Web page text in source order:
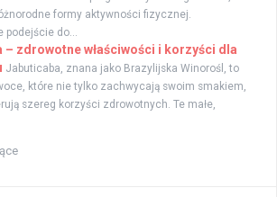
formy aktywności fizycznej.
podejście do...
– zdrowotne właściwości i korzyści dla
Jabuticaba, znana jako Brazylijska Winorośl, to
które nie tylko zachwycają swoim smakiem,
szereg korzyści zdrowotnych. Te małe,